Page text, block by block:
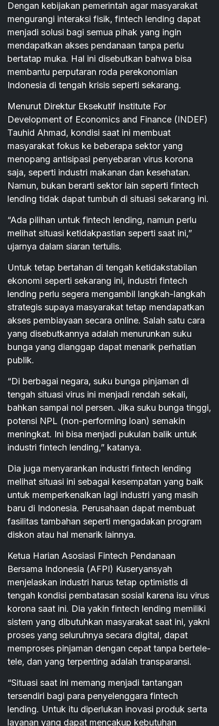
Dengan kebijakan pemerintah agar masyarakat
mengurangi interaksi fisik, fintech lending dapat
menjadi solusi bagi semua pihak yang ingin
mendapatkan akses pendanaan tanpa perlu
bertatap muka. Hal ini disebutkan bahwa bisa
membantu perputaran roda perekonomian
Indonesia di tengah krisis seperti sekarang.
Menurut Direktur Eksekutif Institute For
Development of Economics and Finance (INDEF)
Tauhid Ahmad, kondisi saat ini membuat
masyarakat fokus ke beberapa sektor yang
menopang antisipasi penyebaran virus korona
saja, seperti industri makanan dan kesehatan.
Namun, bukan berarti sektor lain seperti fintech
lending tidak dapat tumbuh di situasi sekarang ini.
“Ada pilihan untuk fintech lending, namun perlu
melihat situasi ketidakpastian seperti saat ini,”
ujarnya dalam siaran tertulis.
Untuk tetap bertahan di tengah ketidakstabilan
ekonomi seperti sekarang ini, industri fintech
lending perlu segera mengambil langkah-langkah
strategis supaya masyarakat tetap mendapatkan
akses pembiayaan secara online. Salah satu cara
yang disebutkannya adalah menurunkan suku
bunga yang dianggap dapat menarik perhatian
publik.
“Di berbagai negara, suku bunga pinjaman di
tengah situasi virus ini menjadi rendah sekali,
bahkan sampai nol persen. Jika suku bunga tinggi,
potensi NPL (non-performing loan) semakin
meningkat. Ini bisa menjadi pukulan balik untuk
industri fintech lending,” katanya.
Dia juga menyarankan industri fintech lending
melihat situasi ini sebagai kesempatan yang baik
untuk memperkenalkan lagi industri yang masih
baru di Indonesia. Perusahaan dapat membuat
fasilitas tambahan seperti mengadakan program
diskon atau hal menarik lainnya.
Ketua Harian Asosiasi Fintech Pendanaan
Bersama Indonesia (AFPI) Kuseryansyah
menjelaskan industri harus tetap optimistis di
tengah kondisi pembatasan sosial karena isu virus
korona saat ini. Dia yakin fintech lending memiliki
sistem yang dibutuhkan masyarakat saat ini, yakni
proses yang seluruhnya secara digital, dapat
memproses pinjaman dengan cepat tanpa bertele-
tele, dan yang terpenting adalah transparansi.
“Situasi saat ini memang menjadi tantangan
tersendiri bagi para penyelenggara fintech
lending. Untuk itu diperlukan inovasi produk serta
layanan yang dapat mencakup kebutuhan